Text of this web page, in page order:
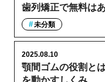
歯列矯正で無料は
未分類
顎間ゴムの役割と
2025.08.10